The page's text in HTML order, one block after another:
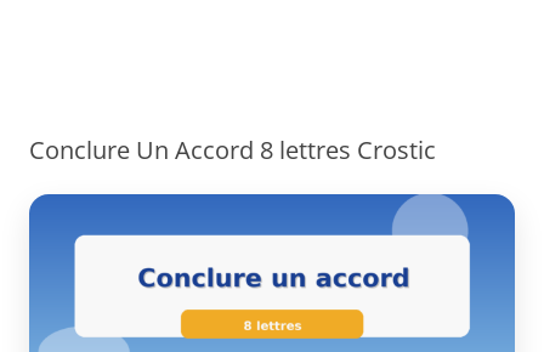
Conclure Un Accord 8 lettres Crostic